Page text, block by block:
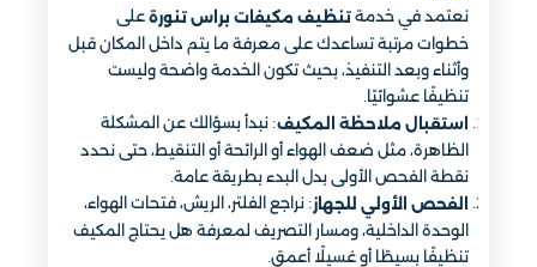
نعتمد في خدمة تنظيف مكيفات براس تنورة على
خطوات مرتبة تساعدك على معرفة ما يتم داخل المكان قبل
وأثناء وبعد التنفيذ، بحيث تكون الخدمة واضحة وليست
تنظيفًا عشوائيًا.
استقبال ملاحظة المكيف: نبدأ بسؤالك عن المشكلة
الظاهرة، مثل ضعف الهواء أو الرائحة أو التنقيط، حتى نحدد
نقطة الفحص الأولى بدل البدء بطريقة عامة.
الفحص الأولي للجهاز: نراجع الفلتر، الريش، فتحات الهواء،
الوحدة الداخلية، ومسار التصريف لمعرفة هل يحتاج المكيف
تنظيفًا بسيطًا أو غسيلًا أعمق.